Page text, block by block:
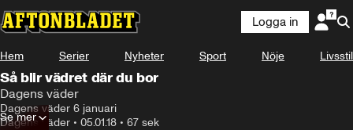
Logga in
Hem Serier Nyheter Sport Nöje Livsstil
Så blir vädret där du bor
Dagens väder
Dagens väder 6 januari
Dagens väder • 05.01.18 • 67 sek
Se mer